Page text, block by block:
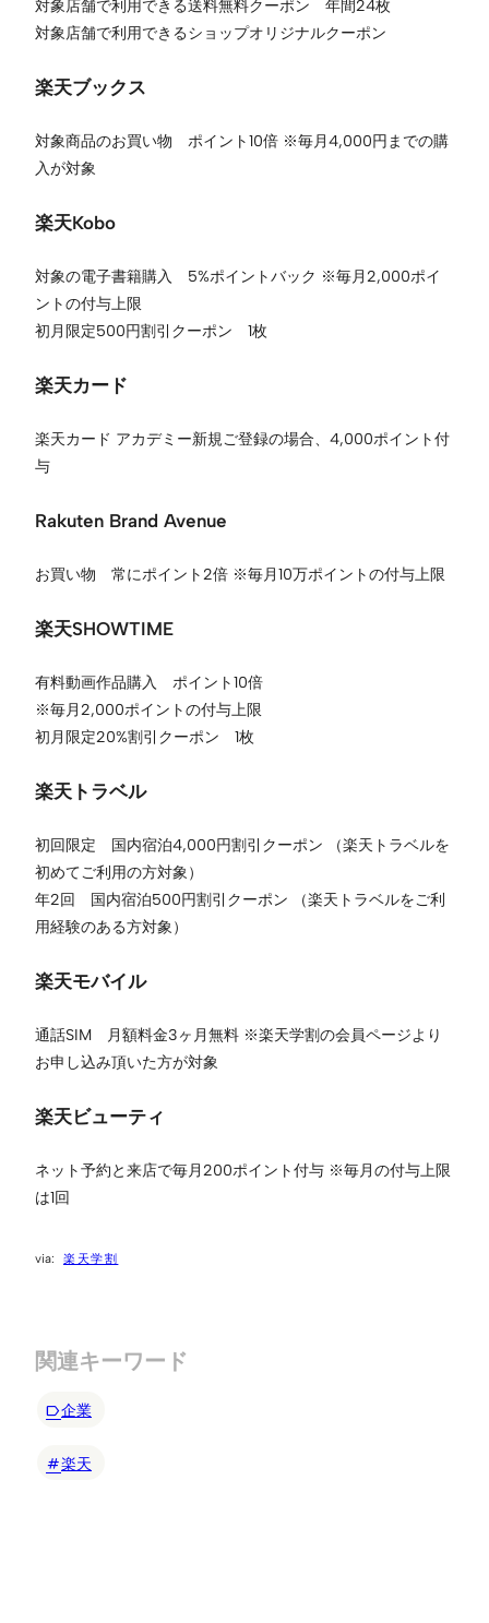
対象店舗で利用できる送料無料クーポン 年間24枚
対象店舗で利用できるショップオリジナルクーポン
楽天ブックス
対象商品のお買い物 ポイント10倍 ※毎月4,000円までの購
入が対象
楽天Kobo
対象の電子書籍購入 5%ポイントバック ※毎月2,000ポイ
ントの付与上限
初月限定500円割引クーポン 1枚
楽天カード
楽天カード アカデミー新規ご登録の場合、4,000ポイント付
与
Rakuten Brand Avenue
お買い物 常にポイント2倍 ※毎月10万ポイントの付与上限
楽天SHOWTIME
有料動画作品購入 ポイント10倍
※毎月2,000ポイントの付与上限
初月限定20%割引クーポン 1枚
楽天トラベル
初回限定 国内宿泊4,000円割引クーポン （楽天トラベルを
初めてご利用の方対象）
年2回 国内宿泊500円割引クーポン （楽天トラベルをご利
用経験のある方対象）
楽天モバイル
通話SIM 月額料金3ヶ月無料 ※楽天学割の会員ページより
お申し込み頂いた方が対象
楽天ビューティ
ネット予約と来店で毎月200ポイント付与 ※毎月の付与上限
は1回
楽天学割
関連キーワード
企業
楽天